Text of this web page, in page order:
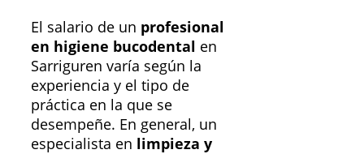
El salario de un profesional
en higiene bucodental en
Sarriguren varía según la
experiencia y el tipo de
práctica en la que se
desempeñe. En general, un
especialista en limpieza y